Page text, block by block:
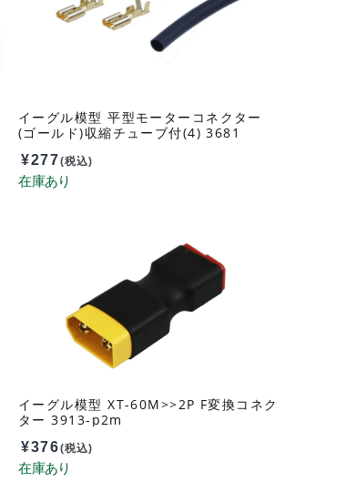
イーグル模型 平型モーターコネクター
(ゴールド)収縮チューブ付(4) 3681
¥277(税込)
イーグル模型 XT-60M>>2P F変換コネク
ター 3913-p2m
¥376(税込)